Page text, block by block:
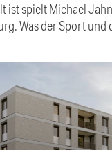
ist spielt Michael
Was der Sport und